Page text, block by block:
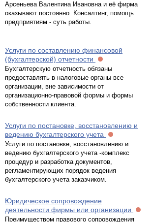
Арсеньева Валентина Ивановна и её фирма
оказывают постоянно. Консалтинг, помощь
предприятиям - суть работы.
Услуги по составлению финансовой
(бухгалтерской) отчетности
Бухгалтерскую отчетность обязаны
предоставлять в налоговые органы все
организации, вне зависимости от
организационно-правовой формы и формы
собственности клиента.
Услуги по постановке, восстановлению и
ведению бухгалтерского учета
Услуги по постановке, восстановлению и
ведению бухгалтерского учета -комплекс
процедур и разработка документов,
регламентирующих порядок ведения
бухгалтерского учета заказчиком.
Юридическое сопровождение
деятельности фирмы или организации
Преимуществом правового сопровождения